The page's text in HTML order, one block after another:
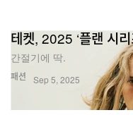
패션
테켓, 2025 ‘플랜 시리
간절기에 딱.
Sep 5, 2025